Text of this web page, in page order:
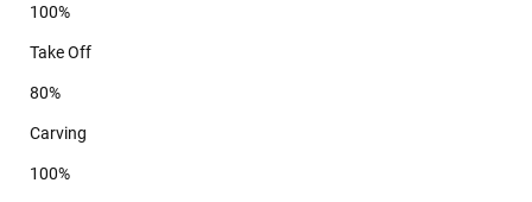
100%
Take Off
80%
Carving
100%